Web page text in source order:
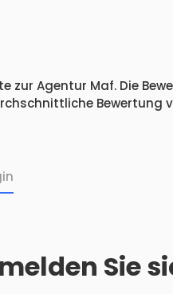
Agentur Maf. Die
Bewertung
Sie